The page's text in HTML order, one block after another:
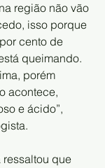
região não vão
isso porque
cento de
queimando.
porém
acontece,
e ácido”,
que